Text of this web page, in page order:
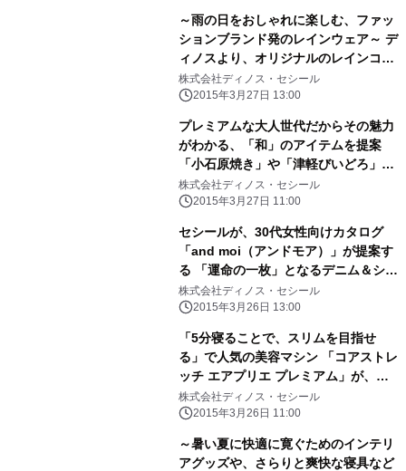
～雨の日をおしゃれに楽しむ、ファッ
ションブランド発のレインウェア～ デ
ィノスより、オリジナルのレインコー
ト、レインポンチョを新発売
株式会社ディノス・セシール
2015年3月27日 13:00
プレミアムな大人世代だからその魅力
がわかる、「和」のアイテムを提案
「小石原焼き」や「津軽びいどろ」の
モダン食器などを新発売
株式会社ディノス・セシール
2015年3月27日 11:00
セシールが、30代女性向けカタログ
「and moi（アンドモア）」が提案す
る 「運命の一枚」となるデニム＆シャ
ツを新発売
株式会社ディノス・セシール
2015年3月26日 13:00
「5分寝ることで、スリムを目指せ
る」で人気の美容マシン 「コアストレ
ッチ エアプリエ プレミアム」が、進
化して登場！
株式会社ディノス・セシール
2015年3月26日 11:00
～暑い夏に快適に寛ぐためのインテリ
アグッズや、さらりと爽快な寝具など